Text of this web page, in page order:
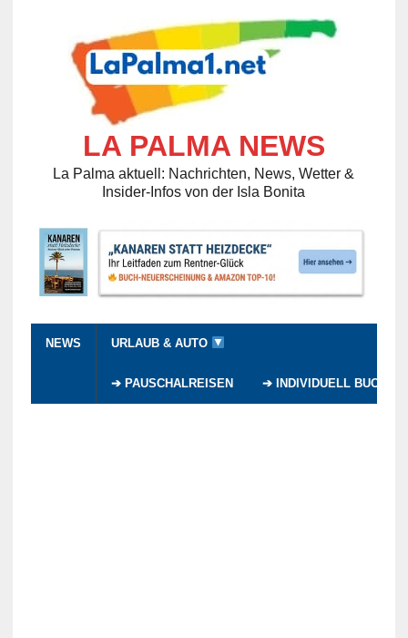
LA PALMA NEWS
La Palma aktuell: Nachrichten, News, Wetter &
Insider-Infos von der Isla Bonita
NEWS URLAUB & AUTO
➔ PAUSCHALREISEN ➔ INDIVIDUELL BUCHEN